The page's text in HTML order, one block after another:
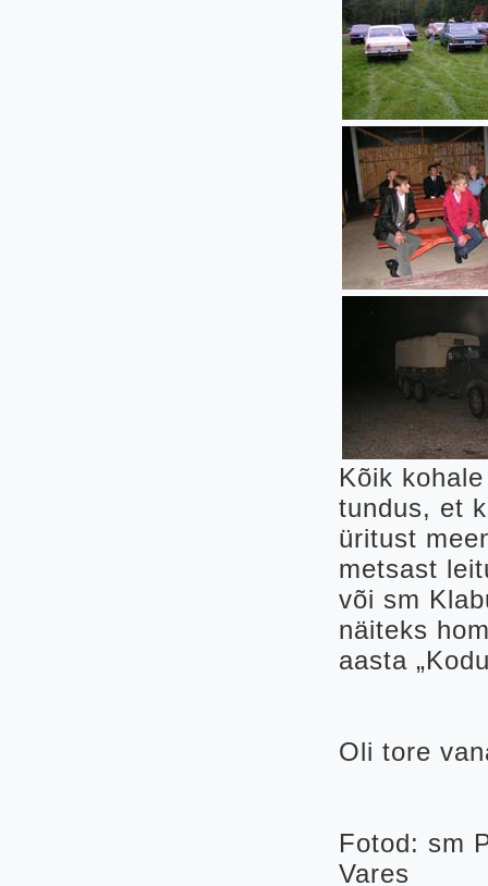
Kõik
tundus, et
üritust
metsast
või sm
näiteks
aasta
Oli tore
Fotod: sm
Vares